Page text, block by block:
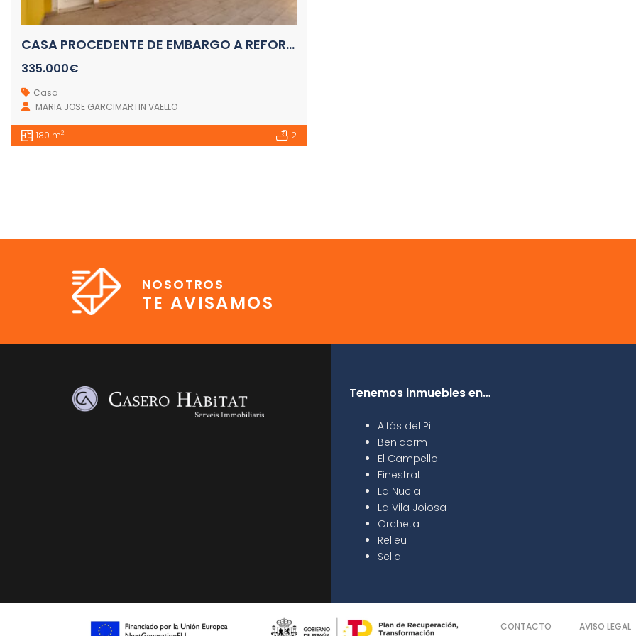
CASA PROCEDENTE DE EMBARGO A REFORMAR CALA FINESTRAT
335.000€
Casa
MARIA JOSE GARCIMARTIN VAELLO
180 m2 2
NOSOTROS
TE AVISAMOS
Tenemos inmuebles en…
Alfás del Pi
Benidorm
El Campello
Finestrat
La Nucia
La Vila Joiosa
Orcheta
Relleu
Sella
CONTACTO AVISO LEGAL